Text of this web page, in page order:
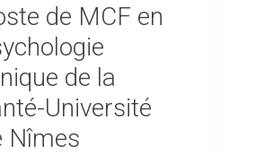
de MCF en
de la
Université
Nîmes